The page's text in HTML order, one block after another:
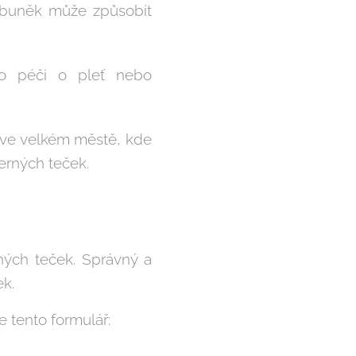
může způsobit
péči o pleť nebo
velkém městě, kde
teček.
teček. Správný a
tento formulář: